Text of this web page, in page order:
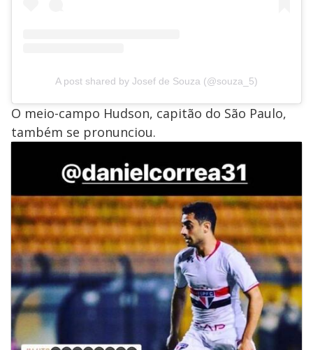
A post shared by Josef de Souza (@souza_5)
O meio-campo Hudson, capitão do São Paulo,
também se pronunciou.